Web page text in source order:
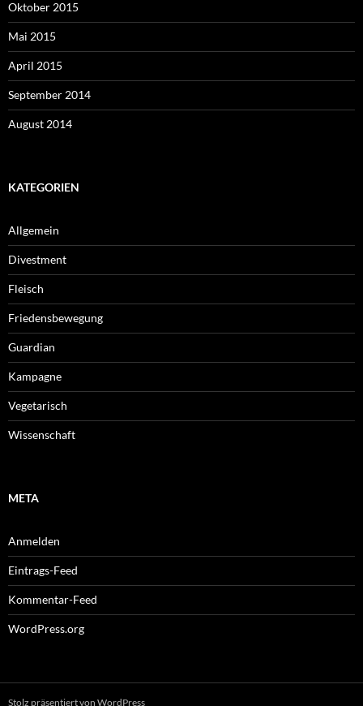
Oktober 2015
Mai 2015
April 2015
September 2014
August 2014
KATEGORIEN
Allgemein
Divestment
Fleisch
Friedensbewegung
Guardian
Kampagne
Vegetarisch
Wissenschaft
META
Anmelden
Eintrags-Feed
Kommentar-Feed
WordPress.org
Stolz präsentiert von WordPress